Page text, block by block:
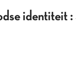
identiteit